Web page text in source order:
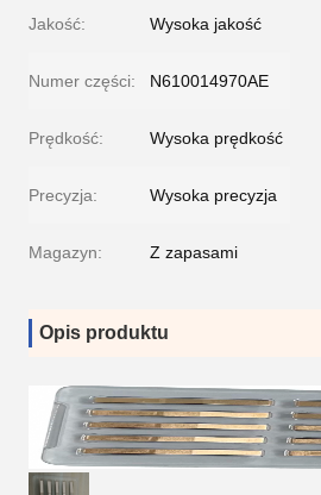
Jakość: Wysoka jakość
Numer części: N610014970AE
Prędkość: Wysoka prędkość
Precyzja: Wysoka precyzja
Magazyn: Z zapasami
Opis produktu